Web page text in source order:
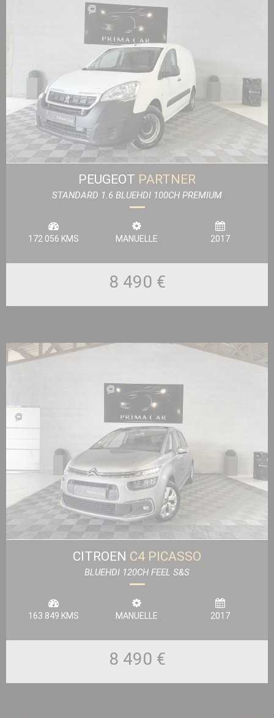
PEUGEOT PARTNER
STANDARD 1.6 BLUEHDI 100CH PREMIUM
172 056 KMS MANUELLE 2017
8 490 €
CITROEN C4 PICASSO
BLUEHDI 120CH FEEL S&S
163 849 KMS MANUELLE 2017
8 490 €